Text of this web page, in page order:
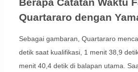
Quartararo dengan
Sebagai gambaran, Quartararo
detik saat kualifikasi, 1 menit 38,9
menit 40,4 detik di balapan utama.